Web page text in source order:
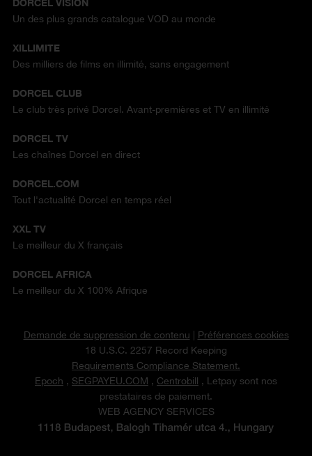
Un des plus grands catalogue VOD au monde
XILLIMITE
Des milliers de films en illimité, sans engagement
DORCEL CLUB
Le club très privé Dorcel. Avant-premières et TV en illimité
DORCEL TV
Les chaînes Dorcel en direct
DORCEL.COM
Tout l'actualité Dorcel en temps réel
XXL TV
Le meilleur du X français
DORCEL AFRICA
Le meilleur du X 100% Afrique
Demande de suppression de contenu | Préférences cookies
18 U.S.C. 2257 Record Keeping
Requirements Compliance Statement.
Epoch , SEGPAYEU.COM , Centrobill , Letpay sont nos
prestataires de paiement.
WEB AGENCY SERVICES